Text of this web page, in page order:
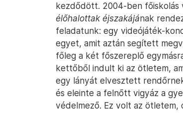
kezdődött. 2004-ben főiskolás
élőhalottak éjszakájának
feladatunk: egy videójáték-
egyet, amit aztán segített
főleg a két főszereplő
kettőből indult ki az ötletem,
egy lányát elvesztett
és eleinte a felnőtt vigyáz a
védelmező. Ez volt az ötletem,